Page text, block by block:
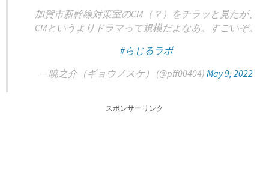
加賀市新幹線対策室のCM（？）をチラッと見たが、
CMというよりドラマって規模だよなあ。すごいぞ。
#らじるラボ
— 暁之介（ギョウノスケ） (@pff00404) May 9, 2022
スポンサーリンク